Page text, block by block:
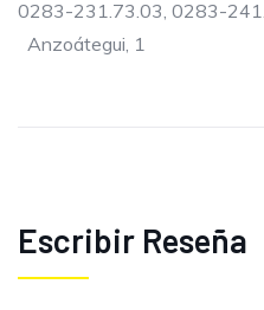
0283-231.73.03, 0283-
Anzoátegui, 1
Escribir Reseña